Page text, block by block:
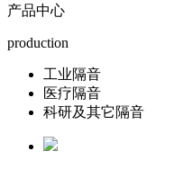
产品中心
production
工业隔音
医疗隔音
科研及其它隔音